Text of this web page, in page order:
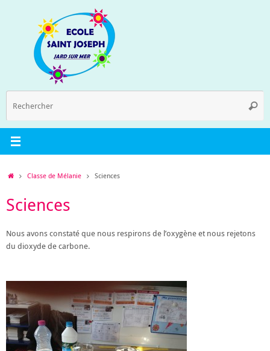
AccueilClasse de Mélanie Sciences
Sciences
Nous avons constaté que nous respirons de l’oxygène et nous rejetons
du dioxyde de carbone.